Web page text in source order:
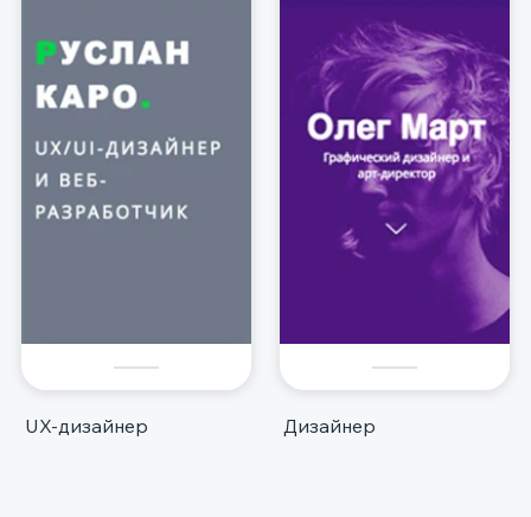
UX-дизайнер Дизайнер